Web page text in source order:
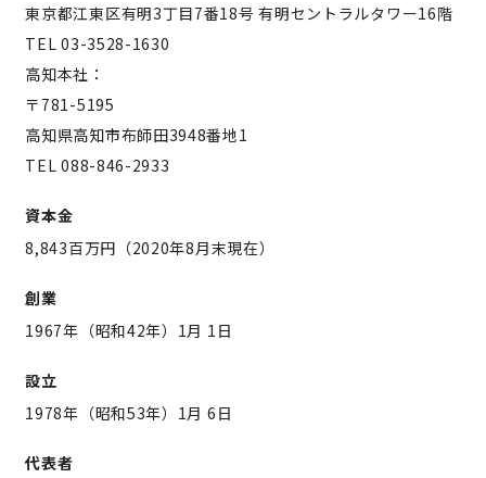
東京都江東区有明3丁目7番18号 有明セントラルタワー16階
TEL 03-3528-1630
高知本社：
〒781-5195
高知県高知市布師田3948番地1
TEL 088-846-2933
資本金
8,843百万円（2020年8月末現在）
創業
1967年（昭和42年）1月 1日
設立
1978年（昭和53年）1月 6日
代表者